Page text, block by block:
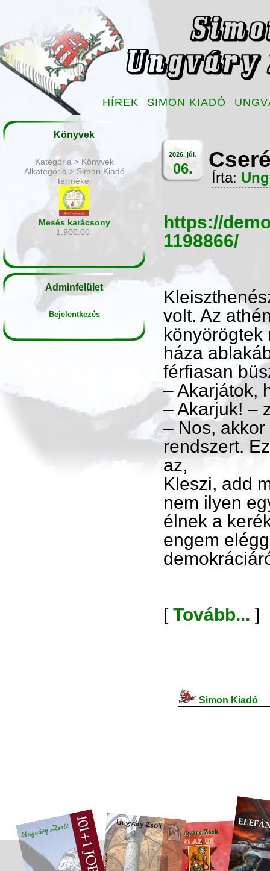
HÍREK SIMON KIADÓ
Könyvek
Kategória > Könyvek
Alkategória > Simon Kiadó
termékei
Mesés karácsony
1,900.00
Adminfelület
Bejelentkezés
2026. júl.
06.
Írta:
https://
1198866/
volt. Az
könyörögtek
háza
férfiasan
– Akarjátok,
– Akarjuk! –
– Nos,
rendszert.
az,
Kleszi, add
nem ilyen
élnek a
engem
[ Tovább... ]
Simon Kiadó